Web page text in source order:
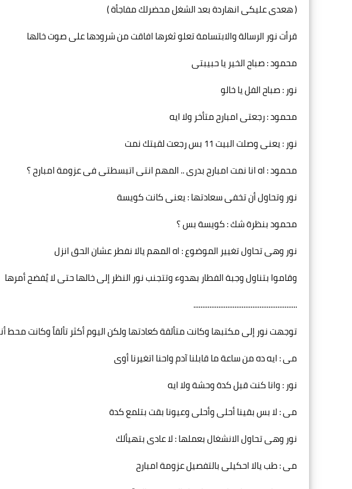
( هعدى عليكى انهاردة بعد الشغل محضرلك مفاجأة )
قرأت نور الرسالة والابتسامة تعلو ثغرها افاقت من شرودها على صوت خالها
محمود : صباح الخير يا حبيبتى
نور : صباح الفل يا خالو
محمود : رجعتى امبارح متأخر ولا ايه
نور : يعنى وصلت البيت 11 بس رجعت لقيتك نمت
محمود : اه انا نمت امبارح بدرى .. المهم انتى اتبسطتى فى عزومة امبارح ؟
نور وتحاول أن تخفى سعادتها : يعنى كانت كويسة
محمود بنظرة شك : كويسة بس ؟
نور وهى تحاول تغيير الموضوع : اه المهم يالا نفطر عشان الحق انزل
وقاموا بتناول وجبة الفطار بهدوء وتتجنب نور النظر إلى خالها حتى لا يُفضح أمرها
..........................................................
توجهت نور إلى مكتبها وكانت متألقة كعادتها ولكن اليوم أكثر تألقاً وكانت محط
مى : ايه ده من ساعة ما قابلنا آدم واحنا اتغيرنا أوى
نور : وانا كنت قبل كدة وحشة ولا ايه
مى : لا بس بقينا أحلى وأحلى وعيونا بقت بتلمع كدة
نور وهى تحاول الانشغال بعملها : لا عادى بتهيألك
مى : طب يالا احكيلى بالتفصيل عزومة امبارح